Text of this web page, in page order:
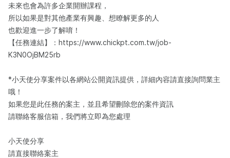
未來也會為許多企業開辦課程，
所以如果是對其他產業有興趣、想瞭解更多的人
也歡迎進一步了解唷！
【任務連結】：https://www.chickpt.com.tw/job-
K3N0OjBM25rb
*小天使分享案件以各網站公開資訊提供，詳細內容請直接詢問業主
哦！
如果您是此任務的案主，並且希望刪除您的案件資訊
請聯絡客服信箱，我們將立即為您處理
小天使分享
請直接聯絡案主